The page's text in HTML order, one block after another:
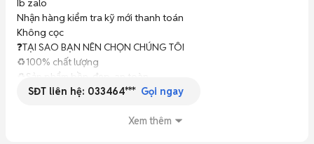
Ib zalo
Nhận hàng kiểm tra kỹ mới thanh toán
Không cọc
❓TẠI SAO BẠN NÊN CHỌN CHÚNG TÔI
♻️100% chất lượng
♻️Sản phẩm bền, đẹp, an toàn
♻️Đa dạng về mẫu mã, kích thước, màu sắc
SĐT liên hệ: 033464*** Gọi ngay
Xem thêm